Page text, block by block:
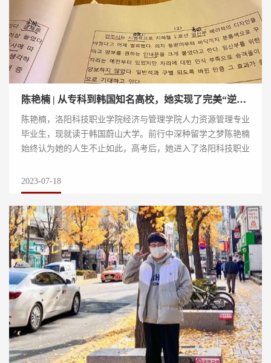
陈艳楠 | 从专科到韩国知名高校，她实现了完美“逆袭”
陈艳楠，洛阳科技职业学院经济与管理学院人力资源管理专业
毕业生，现就读于韩国蔚山大学。前行中深种留学之梦陈艳楠
始终认为她的人生不止如此，高考后，她进入了洛阳科技职业
2023-07-18